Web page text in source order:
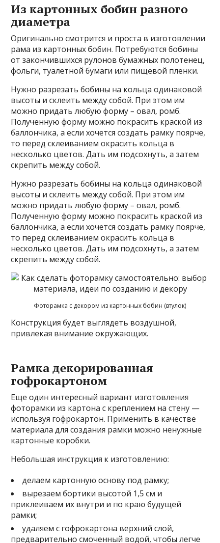
Из картонных бобин разного
диаметра
Оригинально смотрится и проста в изготовлении
рама из картонных бобин. Потребуются бобины
от закончившихся рулонов бумажных полотенец,
фольги, туалетной бумаги или пищевой пленки.
Нужно разрезать бобины на кольца одинаковой
высоты и склеить между собой. При этом им
можно придать любую форму – овал, ромб.
Полученную форму можно покрасить краской из
баллончика, а если хочется создать рамку поярче,
то перед склеиванием окрасить кольца в
несколько цветов. Дать им подсохнуть, а затем
скрепить между собой.
Нужно разрезать бобины на кольца одинаковой
высоты и склеить между собой. При этом им
можно придать любую форму – овал, ромб.
Полученную форму можно покрасить краской из
баллончика, а если хочется создать рамку поярче,
то перед склеиванием окрасить кольца в
несколько цветов. Дать им подсохнуть, а затем
скрепить между собой.
Фоторамка с декором из картонных бобин (втулок)
Конструкция будет выглядеть воздушной,
привлекая внимание окружающих.
Рамка декорированная
гофрокартоном
Еще один интересный вариант изготовления
фоторамки из картона с креплением на стену —
используя гофрокартон. Применить в качестве
материала для создания рамки можно ненужные
картонные коробки.
Небольшая инструкция к изготовлению:
делаем картонную основу под рамку;
вырезаем бортики высотой 1,5 см и
приклеиваем их внутри и по краю будущей
рамки;
удаляем с гофрокартона верхний слой,
предварительно смоченный водой, чтобы легче